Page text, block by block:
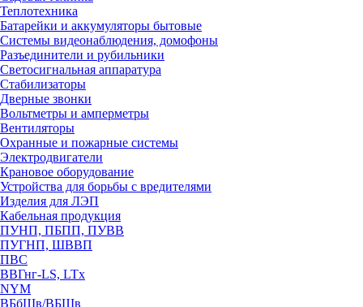
Теплотехника
Батарейки и аккумуляторы бытовые
Системы видеонаблюдения, домофоны
Разъединители и рубильники
Светосигнальная аппаратура
Стабилизаторы
Дверные звонки
Вольтметры и амперметры
Вентиляторы
Охранные и пожарные системы
Электродвигатели
Крановое оборудование
Устройства для борьбы с вредителями
Изделия для ЛЭП
Кабельная продукция
ПУНП, ПБПП, ПУВВ
ПУГНП, ШВВП
ПВС
ВВГнг-LS, LTx
NYM
ВБбШв/ВБШв